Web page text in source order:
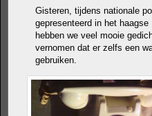
Gisteren, tijdens nationale
gepresenteerd in het
hebben we veel mooie
vernomen dat er zelfs een
gebruiken.